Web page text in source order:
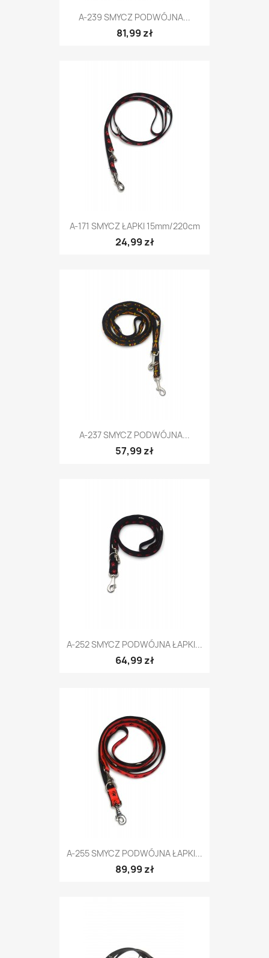
A-239 SMYCZ PODWÓJNA...
81,99 zł
A-171 SMYCZ ŁAPKI 15mm/220cm
24,99 zł
A-237 SMYCZ PODWÓJNA...
57,99 zł
A-252 SMYCZ PODWÓJNA ŁAPKI...
64,99 zł
A-255 SMYCZ PODWÓJNA ŁAPKI...
89,99 zł